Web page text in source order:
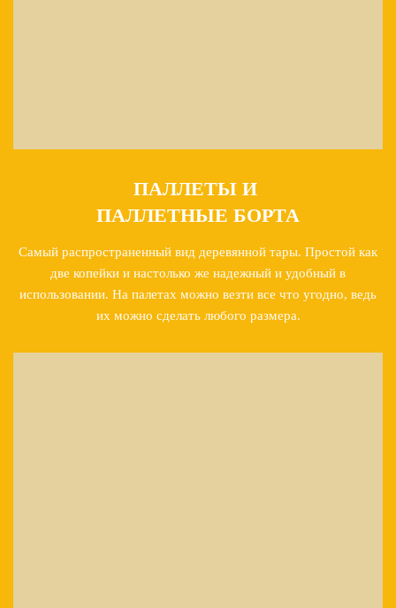
ПАЛЛЕТЫ И
ПАЛЛЕТНЫЕ БОРТА
Самый распространенный вид деревянной тары. Простой как
две копейки и настолько же надежный и удобный в
использовании. На палетах можно везти все что угодно, ведь
их можно сделать любого размера.